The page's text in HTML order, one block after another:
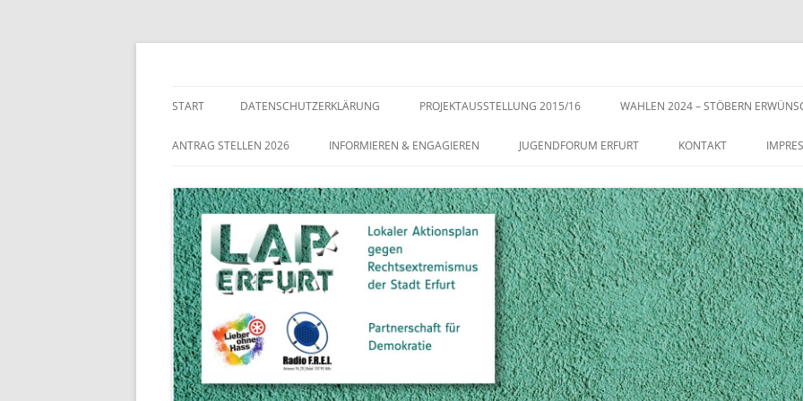
Inhalt
START DATENSCHUTZERKLÄRUNG PROJEKTAUSSTELLUNG 2015/16 WAHLEN 2024 – STÖBERN
ANTRAG STELLEN 2026 INFORMIEREN & ENGAGIEREN JUGENDFORUM ERFURT KONTAKT